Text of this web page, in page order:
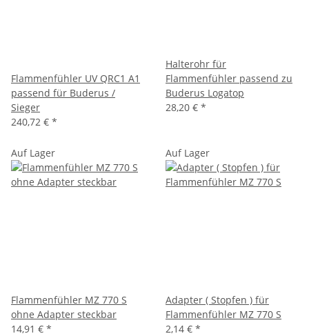
Flammenfühler UV QRC1 A1
passend für Buderus /
Sieger
240,72 € *
Halterohr für
Flammenfühler passend zu
Buderus Logatop
28,20 € *
Auf Lager
Flammenfühler MZ 770 S
ohne Adapter steckbar
14,91 € *
Auf Lager
Adapter ( Stopfen ) für
Flammenfühler MZ 770 S
2,14 € *